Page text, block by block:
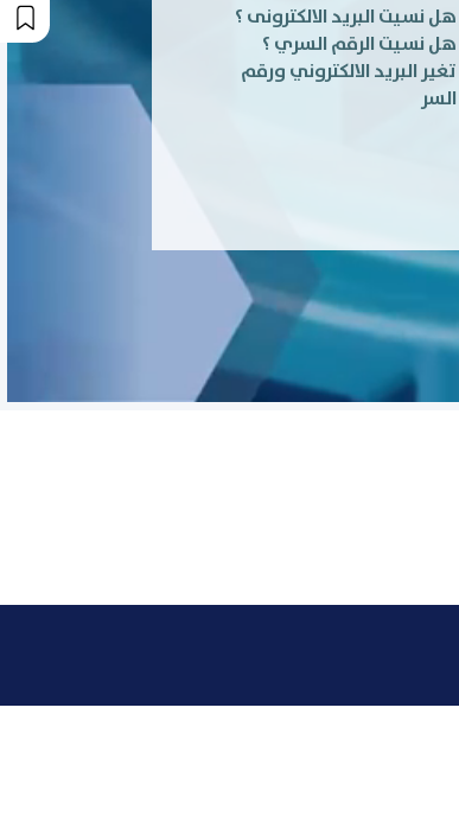
هل نسيت البريد الالكترونى ؟
هل نسيت الرقم السري ؟
تغير البريد الالكتروني ورقم
السر